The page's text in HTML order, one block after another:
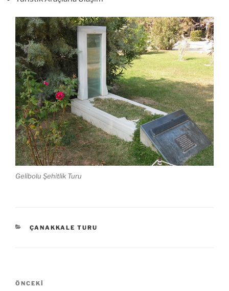
Gelibolu Şehitlik Turu
KATEGORILER
ÇANAKKALE TURU
Yazı
Önceki
ÖNCEKI